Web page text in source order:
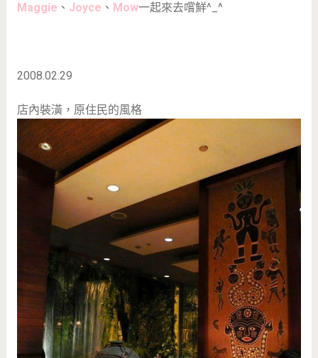
Maggie 、 Joyce 、 Mow一起來去嚐鮮^_^
2008.02.29
店內裝潢，原住民的風格